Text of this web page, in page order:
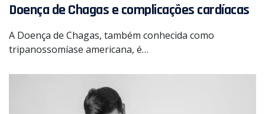
Doença de Chagas e complicações cardíacas
A Doença de Chagas, também conhecida como
tripanossomíase americana, é…